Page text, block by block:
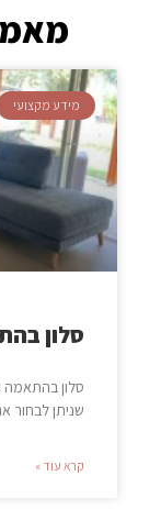
מידע מקצועי
סלון
סלון בהתאמה
שניתן לבחור
קרא עוד »